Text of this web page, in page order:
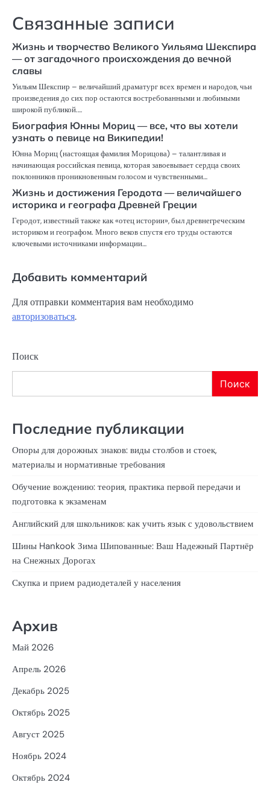
Связанные записи
Жизнь и творчество Великого Уильяма Шекспира
— от загадочного происхождения до вечной
славы
Уильям Шекспир – величайший драматург всех времен и народов, чьи
произведения до сих пор остаются востребованными и любимыми
широкой публикой.…
Биография Юнны Мориц — все, что вы хотели
узнать о певице на Википедии!
Юнна Мориц (настоящая фамилия Морицова) – талантливая и
начинающая российская певица, которая завоевывает сердца своих
поклонников проникновенным голосом и чувственными…
Жизнь и достижения Геродота — величайшего
историка и географа Древней Греции
Геродот, известный также как «отец истории», был древнегреческим
историком и географом. Много веков спустя его труды остаются
ключевыми источниками информации…
Добавить комментарий
Для отправки комментария вам необходимо
авторизоваться.
Поиск
Поиск
Последние публикации
Опоры для дорожных знаков: виды столбов и стоек,
материалы и нормативные требования
Обучение вождению: теория, практика первой передачи и
подготовка к экзаменам
Английский для школьников: как учить язык с удовольствием
Шины Hankook Зима Шипованные: Ваш Надежный Партнёр
на Снежных Дорогах
Скупка и прием радиодеталей у населения
Архив
Май 2026
Апрель 2026
Декабрь 2025
Октябрь 2025
Август 2025
Ноябрь 2024
Октябрь 2024